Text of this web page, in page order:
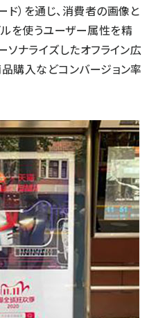
）を通じ、消費者の画像と
を使うユーザー属性を精
ソナライズしたオフライン広
購入などコンバージョン率